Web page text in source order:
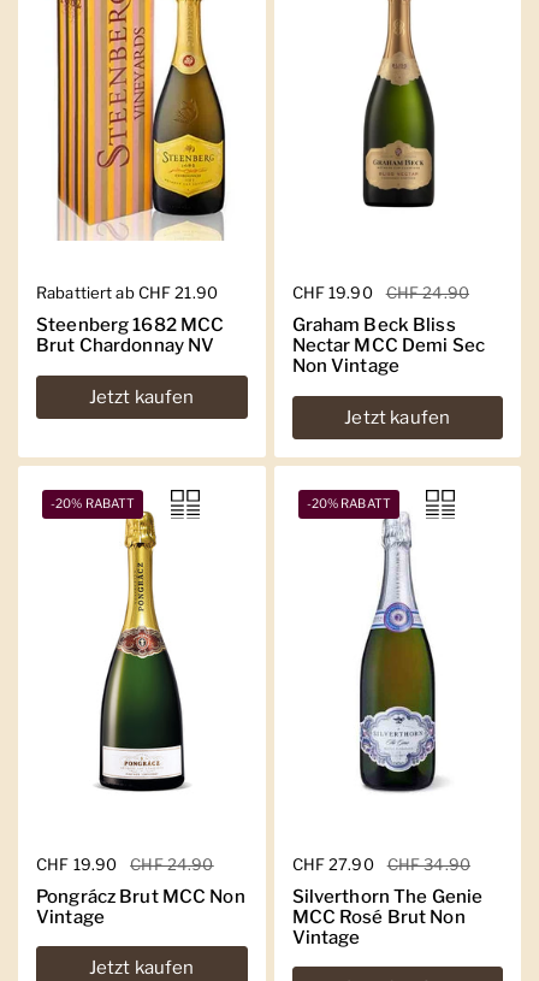
Regulärer Preis
Rabattiert ab CHF 21.90
Steenberg 1682 MCC
Brut Chardonnay NV
Jetzt kaufen
Regulärer Preis
CHF 19.90 Sale-Preis
CHF 24.90
Graham Beck Bliss
Nectar MCC Demi Sec
Non Vintage
Jetzt kaufen
Regulärer Preis
CHF 19.90 Sale-Preis
CHF 24.90
Pongrácz Brut MCC Non
Vintage
Jetzt kaufen
-20% RABATT
Regulärer Preis
CHF 27.90 Sale-Preis
CHF 34.90
Silverthorn The Genie
MCC Rosé Brut Non
Vintage
-20% RABATT